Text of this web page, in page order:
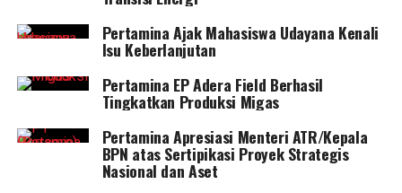
Pertamina Ajak Mahasiswa Udayana Kenali
Isu Keberlanjutan
Pertamina EP Adera Field Berhasil
Tingkatkan Produksi Migas
Pertamina Apresiasi Menteri ATR/Kepala
BPN atas Sertipikasi Proyek Strategis
Nasional dan Aset